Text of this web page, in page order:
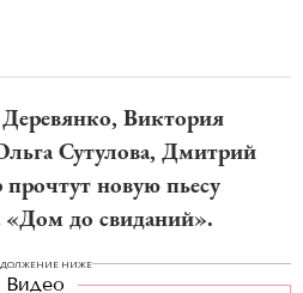
Виктория
Сутулова, Дмитрий
прочтут новую пьесу
до свиданий».
НИЖЕ
Видео